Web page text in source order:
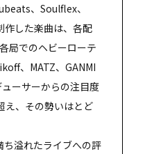
、Soulflex、
作した楽曲は、各配
局でのヘビーローテ
、MATZ、GANMI
ーサーからの注目度
え、その勢いはとど
ち溢れたライブへの評